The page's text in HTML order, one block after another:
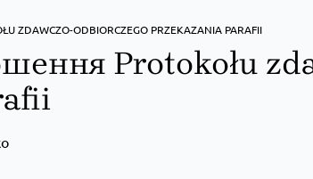
ODBIORCZEGO PRZEKAZANIA PARAFII
Protokołu